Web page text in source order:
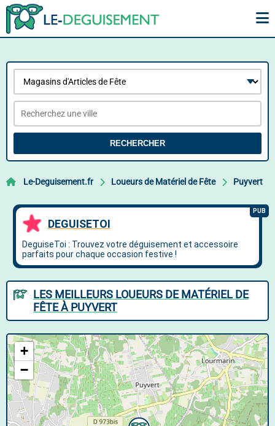
RECHERCHER
Le-Deguisement.fr Loueurs de Matériel de Fête Puyvert
LES MEILLEURS LOUEURS DE MATÉRIEL DE
FÊTE À PUYVERT
+
−